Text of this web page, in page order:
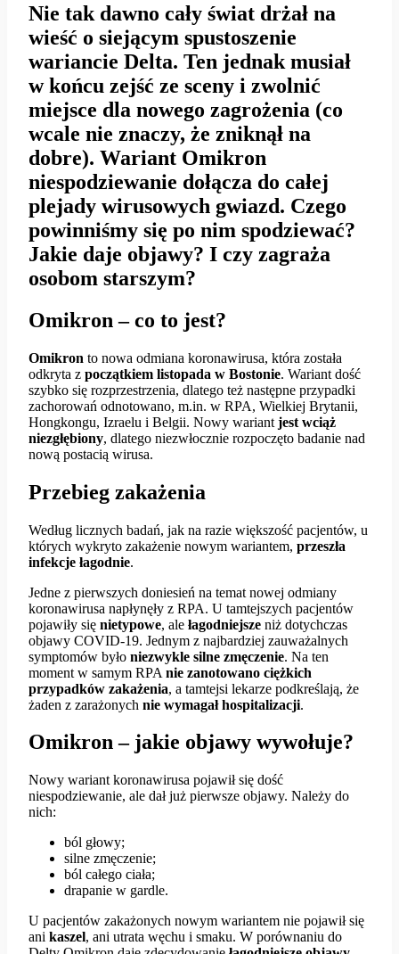
Nie tak dawno cały świat drżał na
wieść o siejącym spustoszenie
wariancie Delta. Ten jednak musiał
w końcu zejść ze sceny i zwolnić
miejsce dla nowego zagrożenia (co
wcale nie znaczy, że zniknął na
dobre). Wariant Omikron
niespodziewanie dołącza do całej
plejady wirusowych gwiazd. Czego
powinniśmy się po nim spodziewać?
Jakie daje objawy? I czy zagraża
osobom starszym?
Omikron – co to jest?
Omikron to nowa odmiana koronawirusa, która została
odkryta z początkiem listopada w Bostonie. Wariant dość
szybko się rozprzestrzenia, dlatego też następne przypadki
zachorowań odnotowano, m.in. w RPA, Wielkiej Brytanii,
Hongkongu, Izraelu i Belgii. Nowy wariant jest wciąż
niezgłębiony, dlatego niezwłocznie rozpoczęto badanie nad
nową postacią wirusa.
Przebieg zakażenia
Według licznych badań, jak na razie większość pacjentów, u
których wykryto zakażenie nowym wariantem, przeszła
infekcje łagodnie.
Jedne z pierwszych doniesień na temat nowej odmiany
koronawirusa napłynęły z RPA. U tamtejszych pacjentów
pojawiły się nietypowe, ale łagodniejsze niż dotychczas
objawy COVID-19. Jednym z najbardziej zauważalnych
symptomów było niezwykle silne zmęczenie. Na ten
moment w samym RPA nie zanotowano ciężkich
przypadków zakażenia, a tamtejsi lekarze podkreślają, że
żaden z zarażonych nie wymagał hospitalizacji.
Omikron – jakie objawy wywołuje?
Nowy wariant koronawirusa pojawił się dość
niespodziewanie, ale dał już pierwsze objawy. Należy do
nich:
ból głowy;
silne zmęczenie;
ból całego ciała;
drapanie w gardle.
U pacjentów zakażonych nowym wariantem nie pojawił się
ani kaszel, ani utrata węchu i smaku. W porównaniu do